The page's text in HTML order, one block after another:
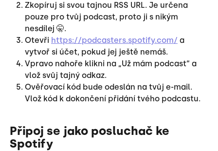
Zkopíruj si svou tajnou RSS URL. Je určena
pouze pro tvůj podcast, proto ji s nikým
nesdílej 🤫.
Otevři https://podcasters.spotify.com/ a
vytvoř si účet, pokud jej ještě nemáš.
Vpravo nahoře klikni na „Už mám podcast“ a
vlož svůj tajný odkaz.
Ověřovací kód bude odeslán na tvůj e-mail.
Vlož kód k dokončení přidání tvého podcastu.
Připoj se jako posluchač ke
Spotify